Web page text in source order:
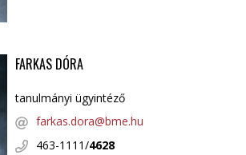
FARKAS DÓRA
tanulmányi ügyintéző
farkas.dora@bme.hu
463-1111/4628